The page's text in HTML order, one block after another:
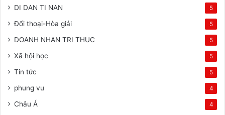
DI DAN TI NAN 5
Đối thoại-Hòa giải 5
DOANH NHAN TRI THUC 5
Xã hội học 5
Tin tức 5
phung vu 4
Châu Á 4